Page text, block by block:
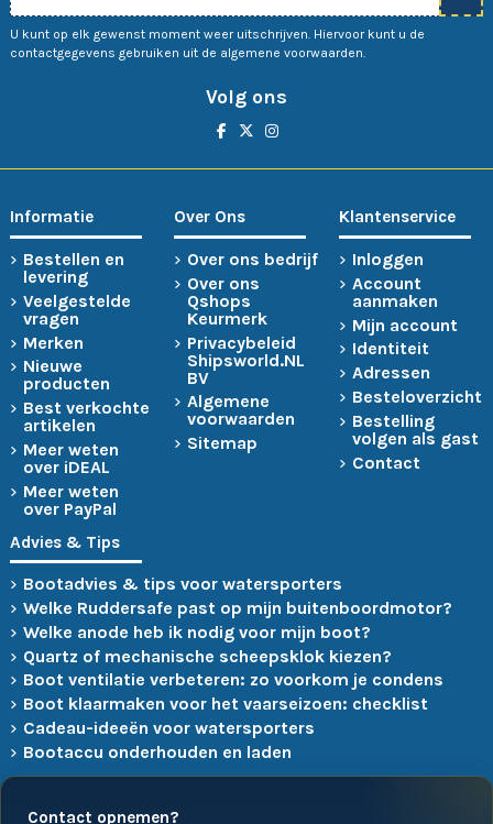
U kunt op elk gewenst moment weer uitschrijven. Hiervoor kunt u de
contactgegevens gebruiken uit de algemene voorwaarden.
Volg ons
Informatie
Bestellen en
levering
Veelgestelde
vragen
Merken
Nieuwe
producten
Best verkochte
artikelen
Meer weten
over iDEAL
Meer weten
over PayPal
Over Ons
Over ons bedrijf
Over ons
Qshops
Keurmerk
Privacybeleid
Shipsworld.NL
BV
Algemene
voorwaarden
Sitemap
Klantenservice
Inloggen
Account
aanmaken
Mijn account
Identiteit
Adressen
Besteloverzicht
Bestelling
volgen als gast
Contact
Advies & Tips
Bootadvies & tips voor watersporters
Welke Ruddersafe past op mijn buitenboordmotor?
Welke anode heb ik nodig voor mijn boot?
Quartz of mechanische scheepsklok kiezen?
Boot ventilatie verbeteren: zo voorkom je condens
Boot klaarmaken voor het vaarseizoen: checklist
Cadeau-ideeën voor watersporters
Bootaccu onderhouden en laden
Contact opnemen?